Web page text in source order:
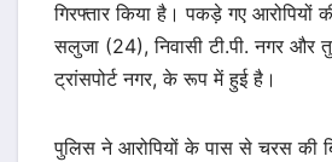
गिरफ्तार किया है। पकड़े गए आरोपियों
सलुजा (24), निवासी टी.पी. नगर और
ट्रांसपोर्ट नगर, के रूप में हुई है।
पुलिस ने आरोपियों के पास से चरस की